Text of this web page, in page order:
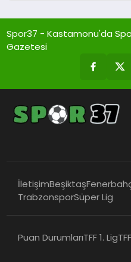
Spor37 - Kastamonu'da
Gazetesi
İletişimBeşiktaş
TrabzonsporSüper Lig
Puan DurumlarıTFF 1. Lig